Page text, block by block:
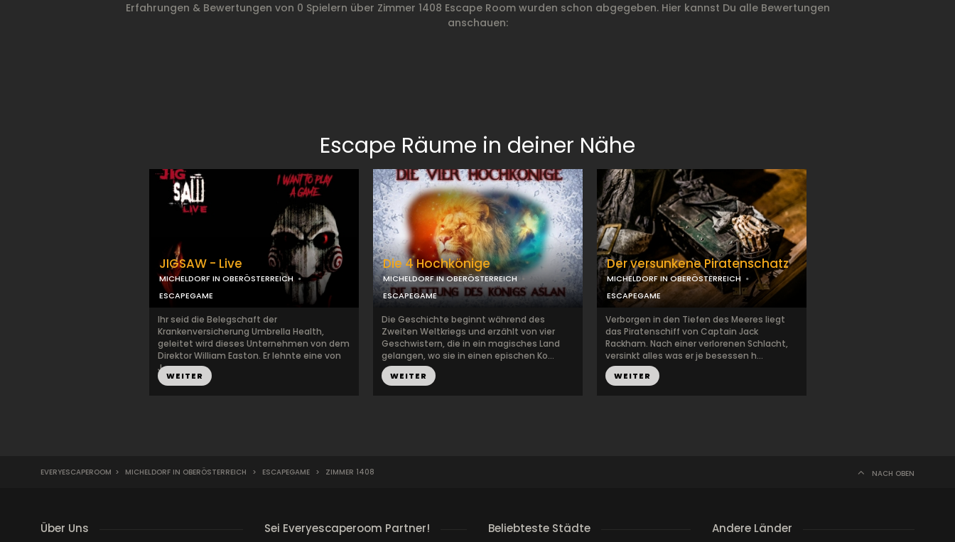
Erfahrungen & Bewertungen von 0 Spielern über Zimmer 1408 Escape Room wurden schon abgegeben. Hier kannst Du alle Bewertungen
anschauen:
Escape Räume in deiner Nähe
JIGSAW - Live
MICHELDORF IN OBERÖSTERREICH
ESCAPEGAME
Ihr seid die Belegschaft der
Krankenversicherung Umbrella Health,
geleitet wird dieses Unternehmen von dem
Direktor William Easton. Er lehnte eine von
J...
WEITER
Die 4 Hochkönige
MICHELDORF IN OBERÖSTERREICH
ESCAPEGAME
Die Geschichte beginnt während des
Zweiten Weltkriegs und erzählt von vier
Geschwistern, die in ein magisches Land
gelangen, wo sie in einen epischen Ko...
WEITER
Der versunkene Piratenschatz
MICHELDORF IN OBERÖSTERREICH
ESCAPEGAME
Verborgen in den Tiefen des Meeres liegt
das Piratenschiff von Captain Jack
Rackham. Nach einer verlorenen Schlacht,
versinkt alles was er je besessen h...
WEITER
EVERYESCAPEROOM > MICHELDORF IN OBERÖSTERREICH > ESCAPEGAME > ZIMMER 1408 NACH OBEN
Über Uns Sei Everyescaperoom Partner! Beliebteste Städte Andere Länder